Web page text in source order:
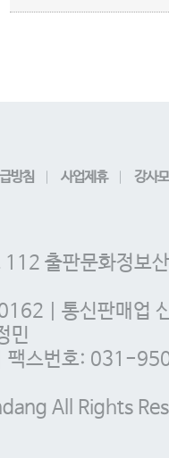
방침 사업제휴 강사
출판문화정보
| 통신판매업
민
팩스번호: 031-
All Rights